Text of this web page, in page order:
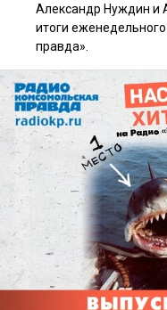
Александр Нуждин и
итоги
правда».